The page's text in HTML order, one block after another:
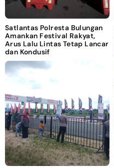
Satlantas Polresta Bulungan
Amankan Festival Rakyat,
Arus Lalu Lintas Tetap Lancar
dan Kondusif